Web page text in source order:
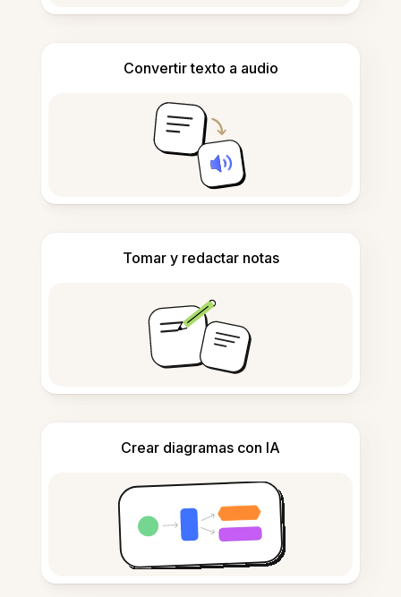
Convertir texto a audio
Tomar y redactar notas
Crear diagramas con IA